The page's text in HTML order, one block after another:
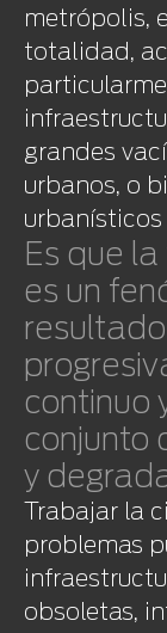
metrópolis,
totalidad,
grandes
urbanos, o
urbanísticos
Es que
es un
continuo
conjunto
y
Trabajar la
problemas
obsoletas,